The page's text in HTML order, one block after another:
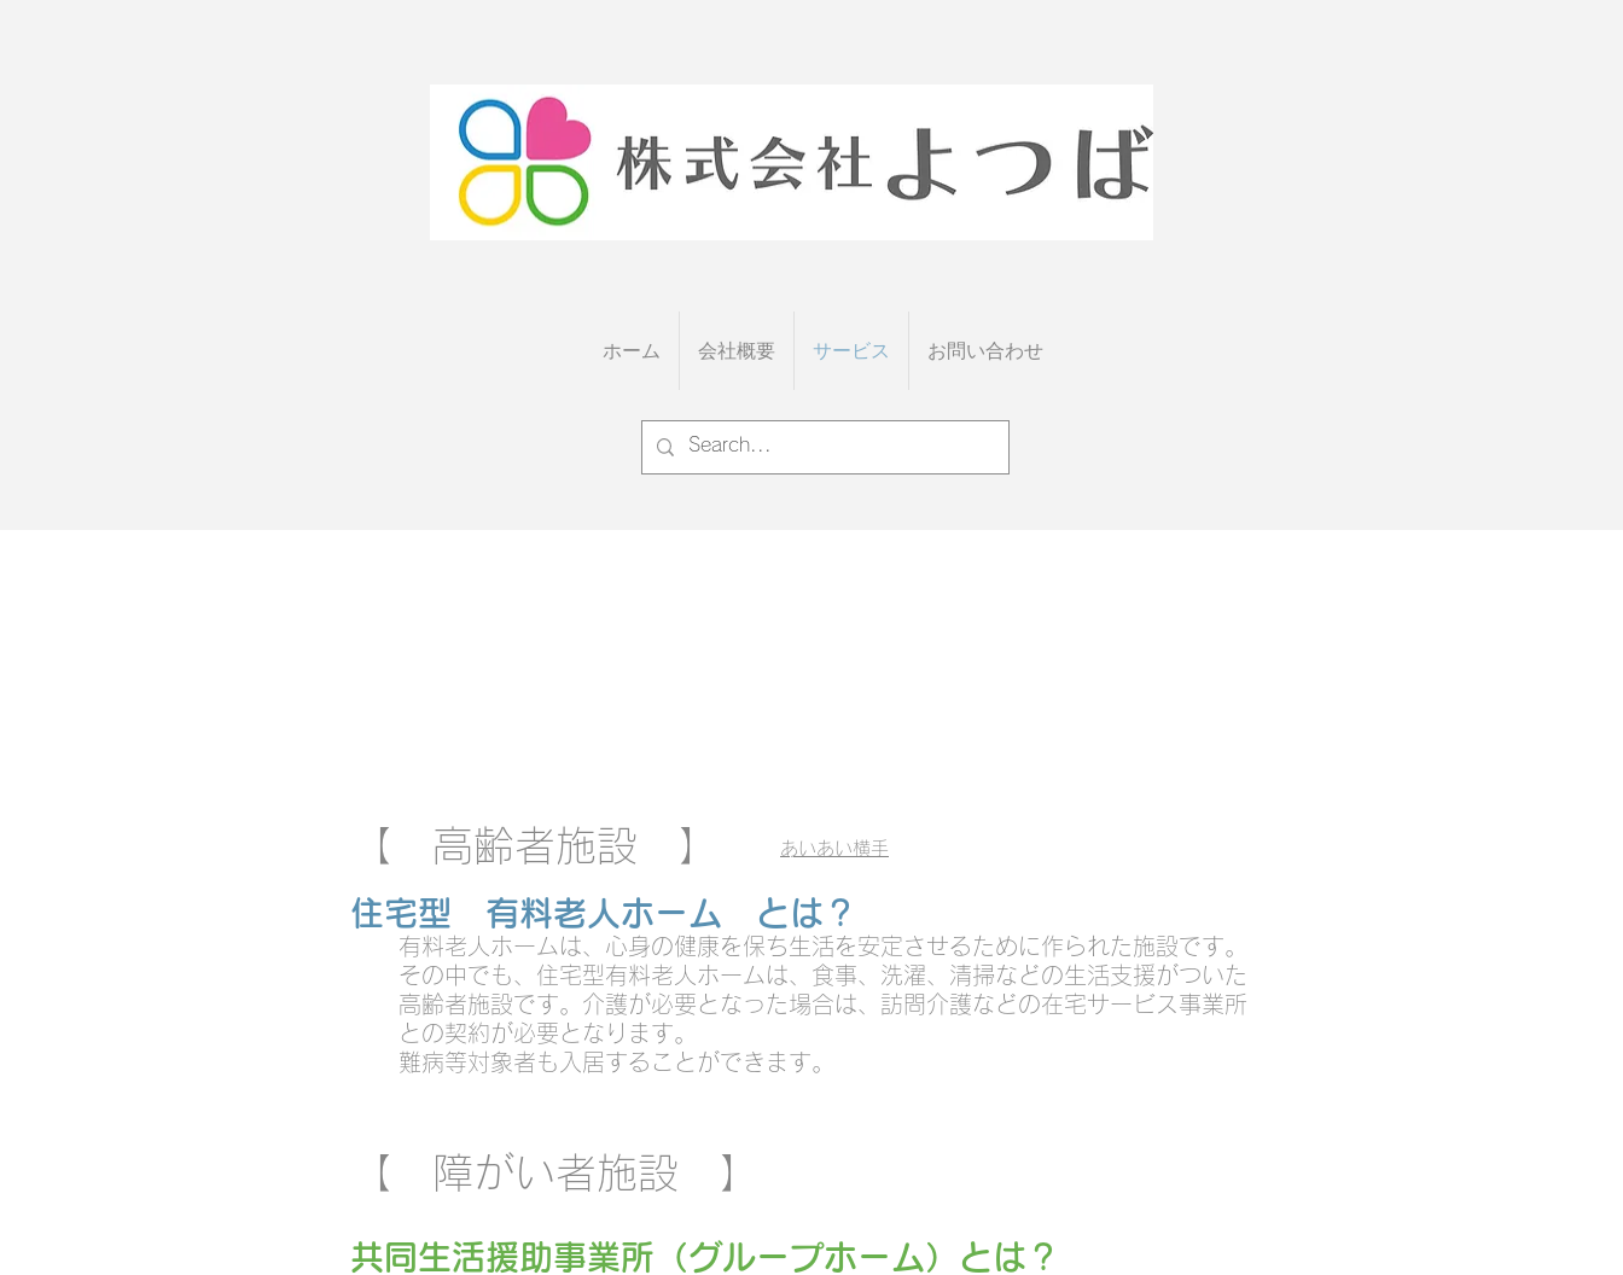
ホーム 会社概要 サービス お問い合わせ
【 高齢者施設 】
住宅型 有料老人ホーム とは？
有料老人ホームは、心身の健康を保ち生活を安定させるために作られた施設です。
​​その中でも、 ​​住宅型有料老人ホームは、食事、洗濯、清掃などの生活支援がついた
高齢者施設です。介護が必要となった場合は、訪問介護などの在宅サービス事業所
との契約が必要となります。
​難病等対象者も入居することができます。
​あいあい横手
​【 障がい者施設 】
共同生活援助事業所（グループホーム）とは？